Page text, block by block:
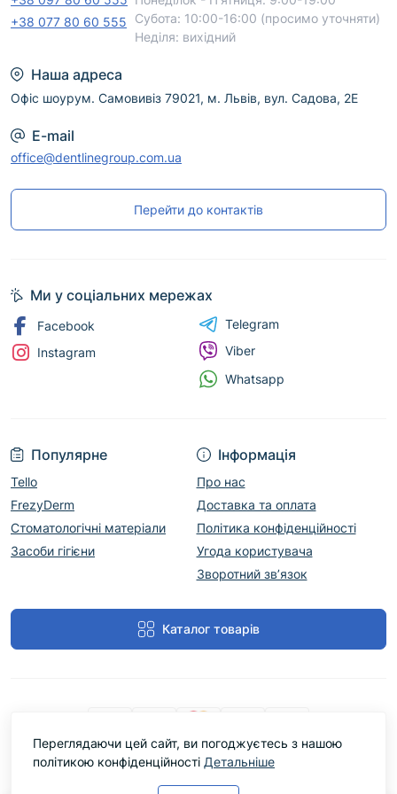
безпечного професійного використання
дотримуйтеся інструкції виробника.
+38 077 80 60 555
Субота: 10:00-16:00 (просимо уточняти)
Неділя: вихідний
Наша адреса
Офіс шоурум. Самовивіз 79021, м. Львів, вул. Садова, 2Е
E-mail
office@dentlinegroup.com.ua
Перейти до контактів
Популярне
Tello
FrezyDerm
Стоматологічні матеріали
Засоби гігієни
Інформація
Про нас
Доставка та оплата
Політика конфіденційності
Угода користувача
Зворотний зв’язок
Каталог товарів
Ми у соціальних мережах
Facebook
Instagram
Telegram
Viber
Whatsapp
Cтоматологічний магазин DentLine Group © 2026
Переглядаючи цей сайт, ви погоджуєтесь з нашою
політикою конфіденційності Детальніше